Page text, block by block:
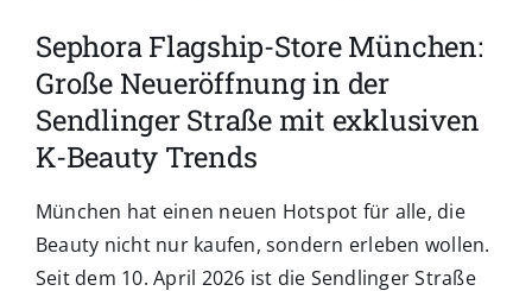
Sephora Flagship-Store München:
Große Neueröffnung in der
Sendlinger Straße mit exklusiven
K-Beauty Trends
München hat einen neuen Hotspot für alle, die
Beauty nicht nur kaufen, sondern erleben wollen.
Seit dem 10. April 2026 ist die Sendlinger Straße